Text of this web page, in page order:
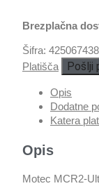
Brezplačna
Šifra:
Platišča
Pošlji
Opis
Dodatne
Katera
Opis
Motec MCR2-